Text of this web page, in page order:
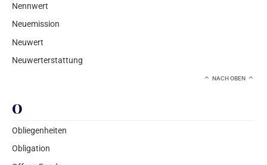
Nennwert
Neuemission
Neuwert
Neuwerterstattung
NACH OBEN
O
Obliegenheiten
Obligation